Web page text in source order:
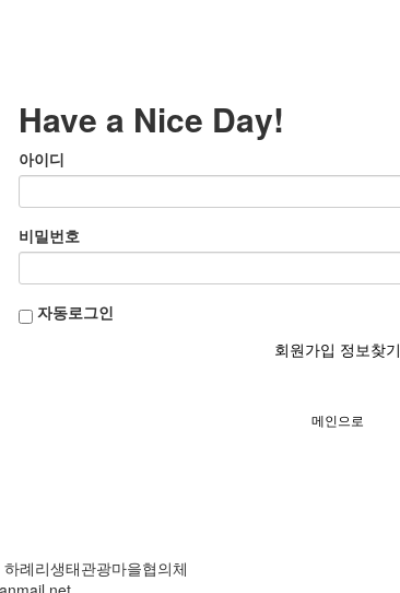
Have a Nice Day!
아이디
비밀번호
자동로그인
회원가입 정보찾기
메인으로
례리생태관광마을협의체